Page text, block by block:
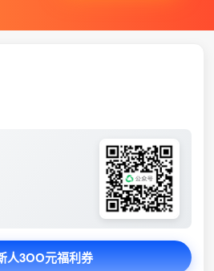
人3OO元福利券